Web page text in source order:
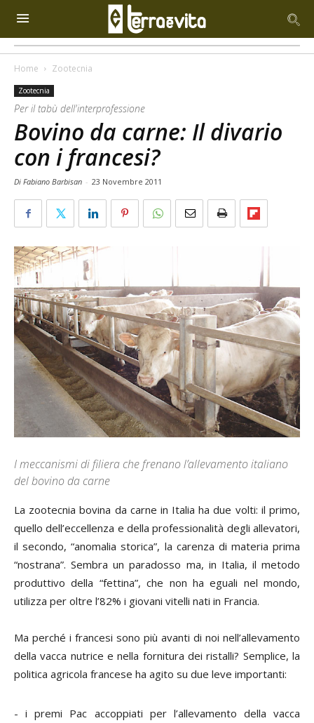
Home Zootecnia
Zootecnia
Per il tabù dell'interprofessione
Bovino da carne: Il divario
con i francesi?
Di Fabiano Barbisan - 23 Novembre 2011
I meccanismi di filiera che frenano l’allevamento italiano
del bovino da carne
L a zootecnia bovina da carne in Italia ha due volti: il primo,
quello dell’eccellenza e della professionalità degli allevatori,
il secondo, “anomalia storica”, la carenza di materia prima
“nostrana”. Sembra un paradosso ma, in Italia, il metodo
produttivo della “fettina”, che non ha eguali nel mondo,
utilizza per oltre l’82% i giovani vitelli nati in Francia.
Ma perché i francesi sono più avanti di noi nell’allevamento
della vacca nutrice e nella fornitura dei ristalli? Semplice, la
politica agricola francese ha agito su due leve importanti:
- i premi Pac accoppiati per l’allevamento della vacca